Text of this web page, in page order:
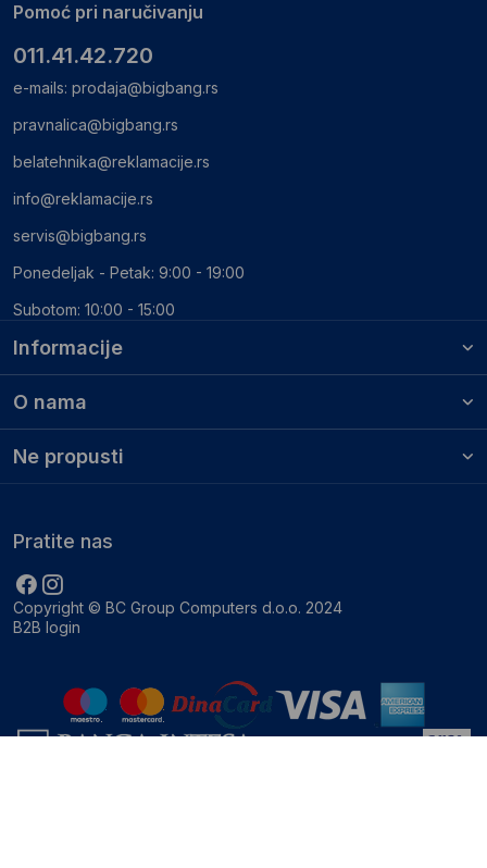
Informacije
O nama
Ne propusti
Pomoć pri naručivanju
011.41.42.720
e-mails: prodaja@bigbang.rs
pravnalica@bigbang.rs
belatehnika@reklamacije.rs
info@reklamacije.rs
servis@bigbang.rs
Ponedeljak - Petak: 9:00 - 19:00
Subotom: 10:00 - 15:00
Copyright © BC Group Computers d.o.o. 2024
B2B login
Pratite nas